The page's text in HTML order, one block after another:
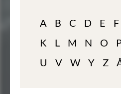
A B C D E F
K
L M N O
U
V W Y Z